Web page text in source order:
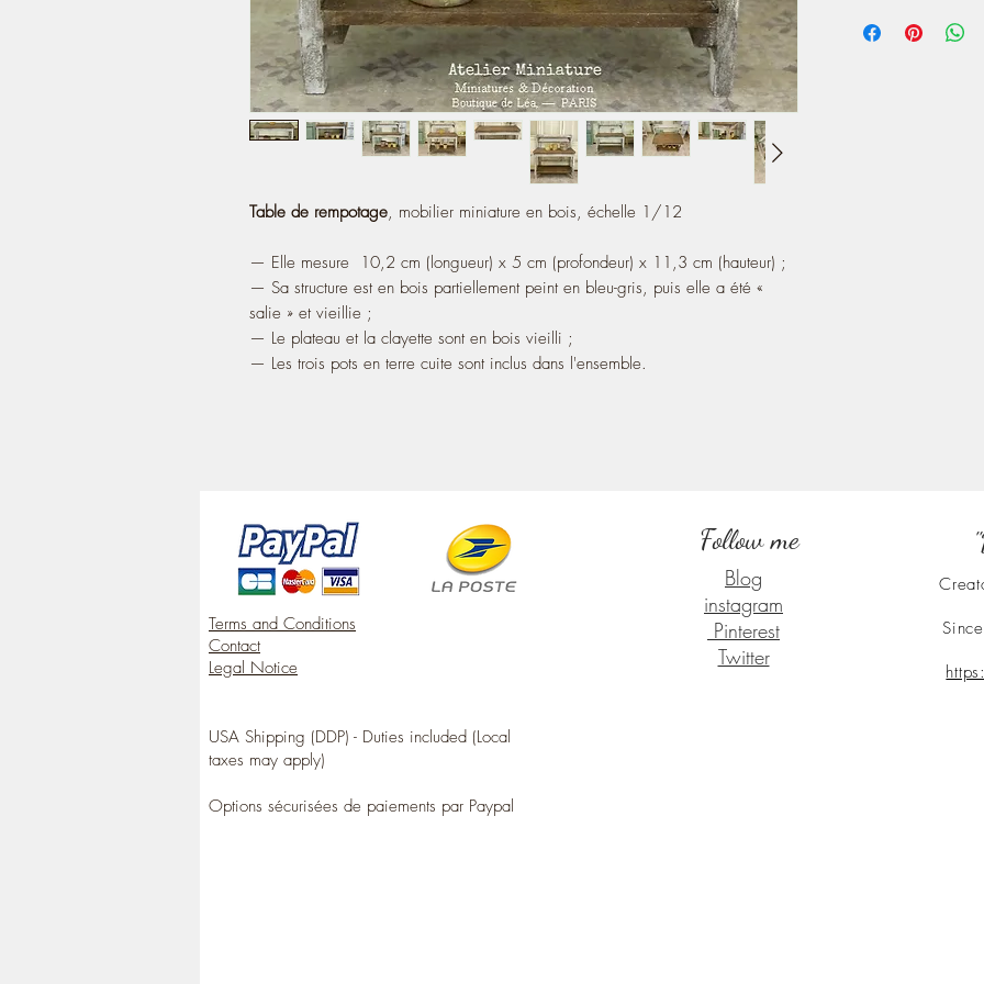
Table de rempotage, mobilier miniature en bois, échelle 1/12
— Elle mesure 10,2 cm (longueur) x 5 cm (profondeur) x 11,3 cm (hauteur) ;
— Sa structure est en bois partiellement peint en bleu-gris, puis elle a été «
salie » et vieillie ;
— Le plateau et la clayette sont en bois vieilli ;
— Les trois pots en terre cuite sont inclus dans l'ensemble.
- The top and the
Terms and Conditions
Contact
Legal Notice
USA Shipping (DDP) - Duties included (Local
taxes may apply)
Options sécurisées de paiements par Paypal
Follow me
Blog
instagram
Pinterest
Twitter